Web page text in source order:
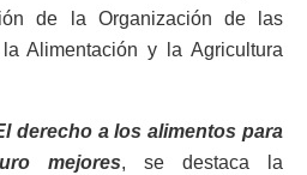
de la Organización de las
Alimentación y la Agricultura
derecho a los alimentos para
mejores, se destaca la